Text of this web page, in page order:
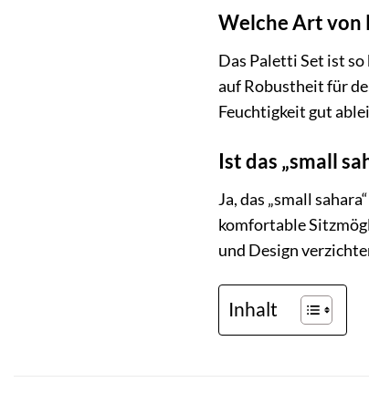
Welche Art von
Das Paletti Set ist
auf Robustheit für
Feuchtigkeit gut
Ist das „small
Ja, das „small
komfortable
und Design
Inhalt